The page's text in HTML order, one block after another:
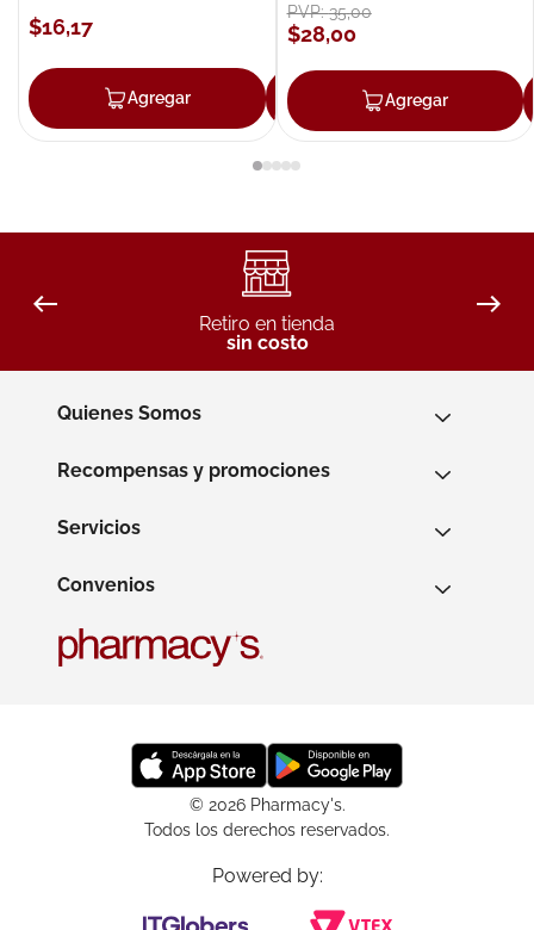
$16,17
Agregar Agregar
PVP:35,00
$28,00
Agregar
Retiro en tienda
sin costo
Quienes Somos
Recompensas y promociones
Servicios
Convenios
© 2026 Pharmacy's.
Todos los derechos reservados.
Powered by: